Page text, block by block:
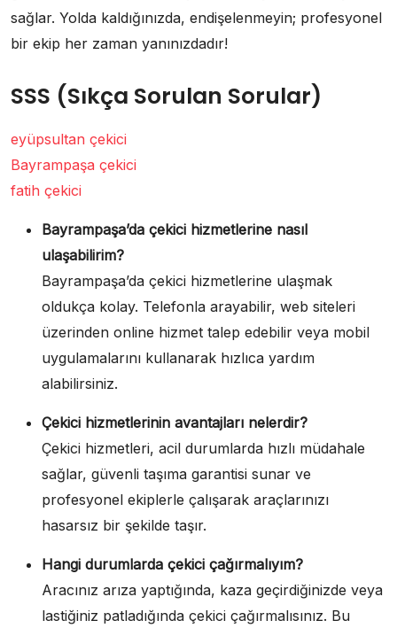
sağlar. Yolda kaldığınızda, endişelenmeyin; profesyonel
bir ekip her zaman yanınızdadır!
SSS (Sıkça Sorulan Sorular)
eyüpsultan çekici
Bayrampaşa çekici
fatih çekici
Bayrampaşa’da çekici hizmetlerine nasıl
ulaşabilirim?
Bayrampaşa’da çekici hizmetlerine ulaşmak
oldukça kolay. Telefonla arayabilir, web siteleri
üzerinden online hizmet talep edebilir veya mobil
uygulamalarını kullanarak hızlıca yardım
alabilirsiniz.
Çekici hizmetlerinin avantajları nelerdir?
Çekici hizmetleri, acil durumlarda hızlı müdahale
sağlar, güvenli taşıma garantisi sunar ve
profesyonel ekiplerle çalışarak araçlarınızı
hasarsız bir şekilde taşır.
Hangi durumlarda çekici çağırmalıyım?
Aracınız arıza yaptığında, kaza geçirdiğinizde veya
lastiğiniz patladığında çekici çağırmalısınız. Bu